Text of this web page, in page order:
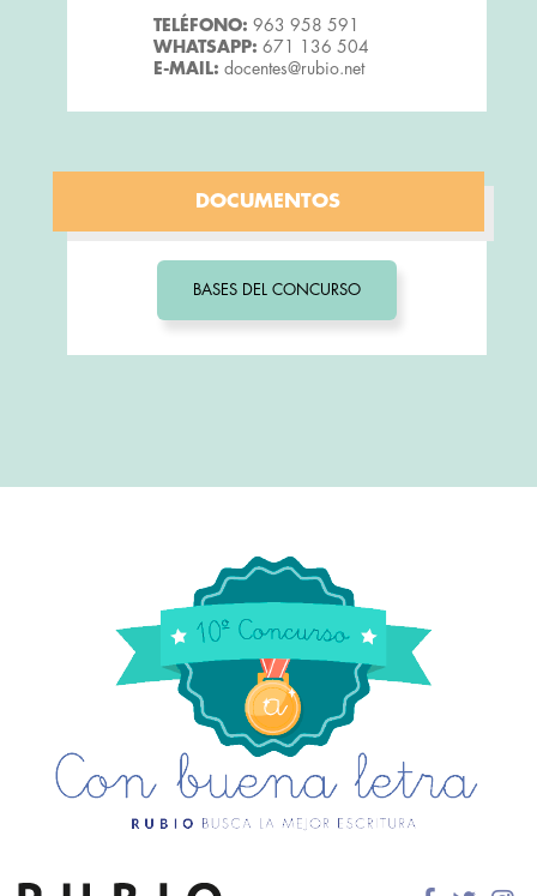
TELÉFONO: 963 958 591
WHATSAPP: 671 136 504
E-MAIL: docentes@rubio.net
DOCUMENTOS
BASES DEL CONCURSO